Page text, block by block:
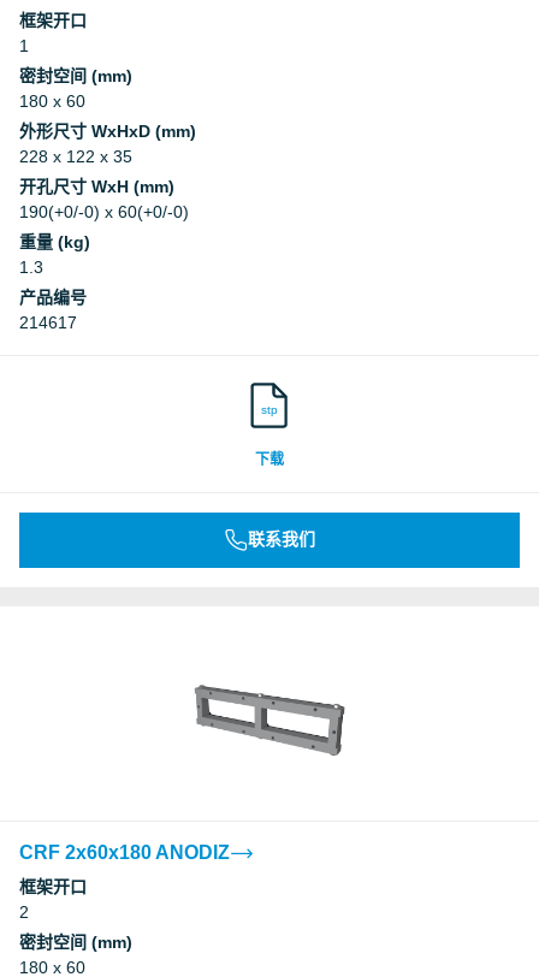
框架开口
1
密封空间 (mm)
180 x 60
外形尺寸 WxHxD (mm)
228 x 122 x 35
开孔尺寸 WxH (mm)
190(+0/-0) x 60(+0/-0)
重量 (kg)
1.3
产品编号
214617
stp
下载
联系我们
CRF 2x60x180 ANODIZ
框架开口
2
密封空间 (mm)
180 x 60